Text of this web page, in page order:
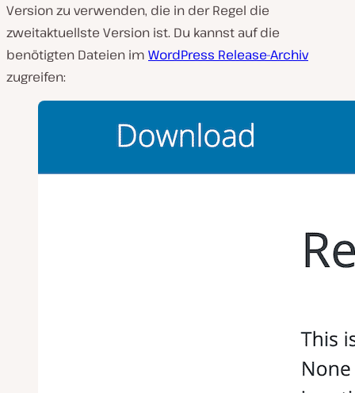
Version zu verwenden, die in der Regel die
zweitaktuellste Version ist. Du kannst auf die
benötigten Dateien im WordPress Release-Archiv
zugreifen: